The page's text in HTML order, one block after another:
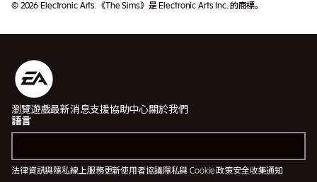
© 2026 Electronic Arts.《The Sims》是 Electronic Arts Inc. 的商標。
瀏覽遊戲最新消息支援協助中心關於我們
語言
法律資訊與隱私線上服務更新使用者協議隱私與 Cookie 政策安全收集通知